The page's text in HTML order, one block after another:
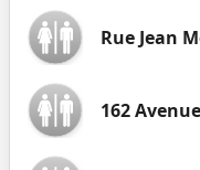
Rue Jean
162